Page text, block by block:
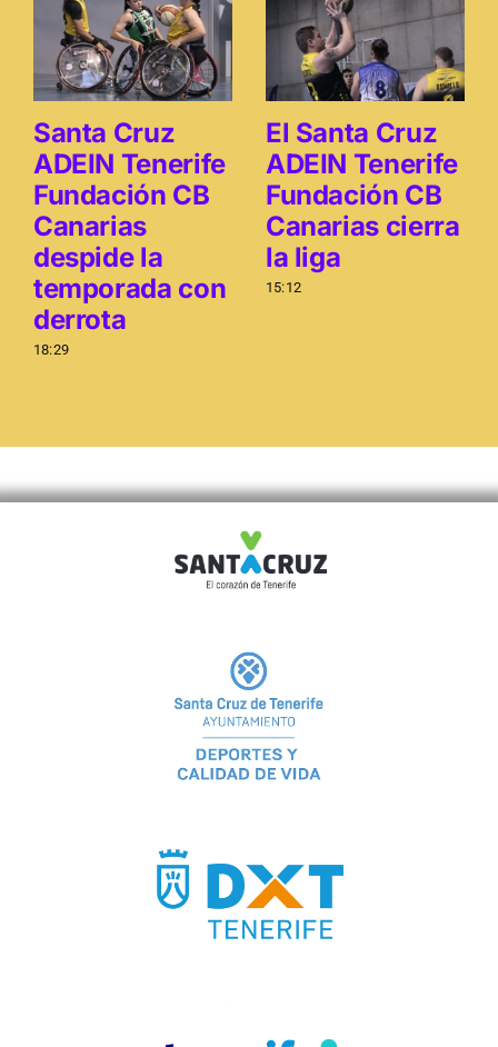
Santa Cruz
ADEIN Tenerife
Fundación CB
Canarias
despide la
temporada con
derrota
18:29
El Santa Cruz
ADEIN Tenerife
Fundación CB
Canarias cierra
la liga
15:12